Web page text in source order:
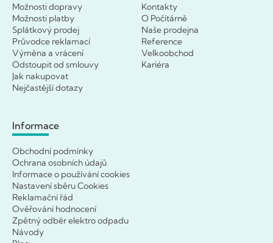
Možnosti dopravy
Možnosti platby
Splátkový prodej
Průvodce reklamací
Výměna a vrácení
Odstoupit od smlouvy
Jak nakupovat
Nejčastější dotazy
Kontakty
O Počítárně
Naše prodejna
Reference
Velkoobchod
Kariéra
Informace
Obchodní podmínky
Ochrana osobních údajů
Informace o používání cookies
Nastavení sběru Cookies
Reklamační řád
Ověřování hodnocení
Zpětný odběr elektro odpadu
Návody